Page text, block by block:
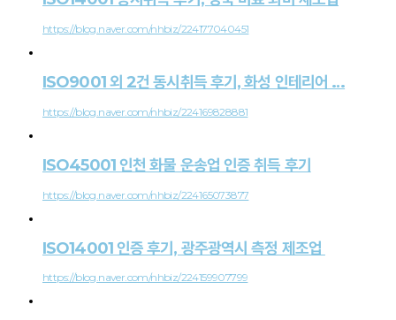
https://blog.naver.com/nhbiz/224177040451
ISO9001 외 2건 동시취득 후기, 화성 인테리어 …
https://blog.naver.com/nhbiz/224169828881
ISO45001 인천 화물 운송업 인증 취득 후기
https://blog.naver.com/nhbiz/224165073877
ISO14001 인증 후기, 광주광역시 측정 제조업
https://blog.naver.com/nhbiz/224159907799